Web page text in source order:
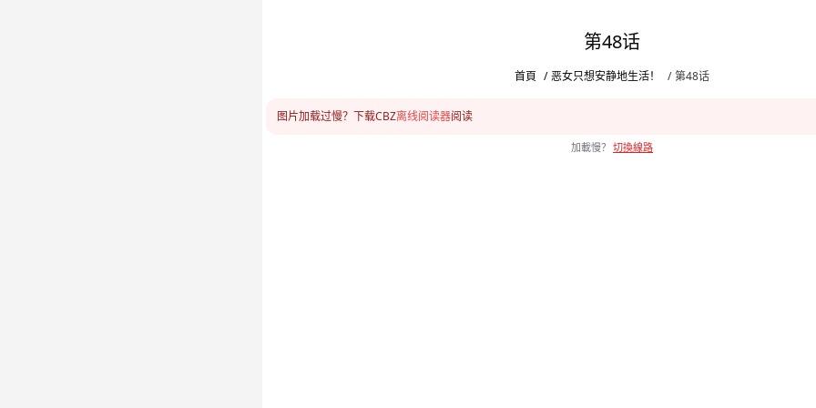
第48话
首頁 / 恶女只想安静地生活！ / 第48话
图片加载过慢？下载CBZ离线阅读器阅读
加載慢？ 切換線路